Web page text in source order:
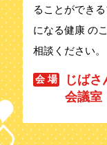
ることができ
になる健康 の
相談ください。
会 場
じばさ
会議室